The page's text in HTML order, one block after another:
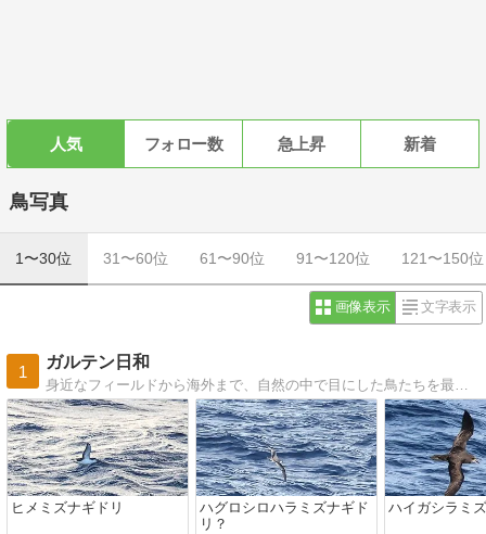
人気 フォロー数 急上昇 新着
鳥写真
1〜30位 31〜60位 61〜90位 91〜120位 121〜150位
画像表示 文字表示
1
ガルテン日和
ヒメミズナギドリ
ハグロシロハラミズナギド
リ？
ハイガシラミ